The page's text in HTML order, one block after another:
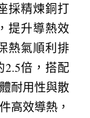
採精煉銅打
提升導熱效
熱氣順利排
2.5倍，搭配
耐用性與散
高效導熱，